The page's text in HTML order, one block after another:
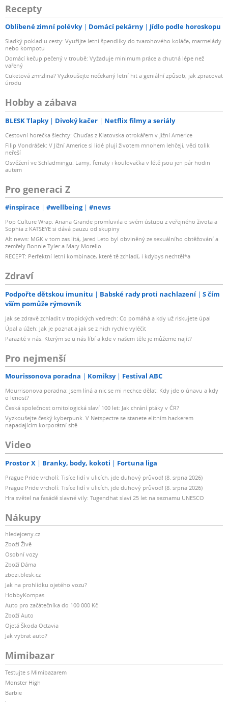
Recepty
Oblíbené zimní polévky Domácí pekárny Jídlo podle horoskopu
Sladký poklad u cesty: Využijte letní špendlíky do tvarohového koláče, marmelády
nebo kompotu
Domácí kečup pečený v troubě: Vyžaduje minimum práce a chutná lépe než
vařený
Cuketová zmrzlina? Vyzkoušejte nečekaný letní hit a geniální způsob, jak zpracovat
úrodu
Hobby a zábava
BLESK Tlapky Divoký kačer Netflix filmy a seriály
Cestovní horečka šlechty: Chuďas z Klatovska otrokářem v Jižní Americe
Filip Vondrášek: V Jižní Americe si lidé plují životem mnohem lehčeji, věci tolik
neřeší
Osvěžení ve Schladmingu: Lamy, ferraty i koulovačka v létě jsou jen pár hodin
autem
Pro generaci Z
#inspirace #wellbeing #news
Pop Culture Wrap: Ariana Grande promluvila o svém ústupu z veřejného života a
Sophia z KATSEYE si dává pauzu od skupiny
Alt news: MGK v tom zas lítá, Jared Leto byl obviněný ze sexuálního obtěžování a
zemřely Bonnie Tyler a Mary Morello
RECEPT: Perfektní letní kombinace, které tě zchladí, i kdybys nechtěl*a
Zdraví
Podpořte dětskou imunitu Babské rady proti nachlazení
S čím
vším pomůže rýmovník
Jak se zdravě zchladit v tropických vedrech: Co pomáhá a kdy už riskujete úpal
Úpal a úžeh: Jak je poznat a jak se z nich rychle vyléčit
Parazité v nás: Kterým se u nás líbí a kde v našem těle je můžeme najít?
Pro nejmenší
Mourissonova poradna Komiksy Festival ABC
Mourrisonova poradna: Jsem líná a nic se mi nechce dělat: Kdy jde o únavu a kdy
o lenost?
Česká společnost ornitologická slaví 100 let: Jak chrání ptáky v ČR?
Vyzkoušejte český kyberpunk. V Netspectre se stanete elitním hackerem
napadajícím korporátní sítě
Video
Prostor X Branky, body, kokoti Fortuna liga
Prague Pride vrcholí: Tisíce lidí v ulicích, jde duhový průvod! (8. srpna 2026)
Prague Pride vrcholí: Tisíce lidí v ulicích, jde duhový průvod! (8. srpna 2026)
Hra světel na fasádě slavné vily: Tugendhat slaví 25 let na seznamu UNESCO
Nákupy
hledejceny.cz
Zboží Živě
Osobní vozy
Zboží Dáma
zbozi.blesk.cz
Jak na prohlídku ojetého vozu?
HobbyKompas
Auto pro začátečníka do 100 000 Kč
Zboží Auto
Ojetá Škoda Octavia
Jak vybrat auto?
Mimibazar
Testujte s Mimibazarem
Monster High
Barbie